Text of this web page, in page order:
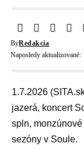
Naposledy
ByRedakcia
1.7.2026
jazerá, koncert
spln,
sezóny v Soule.